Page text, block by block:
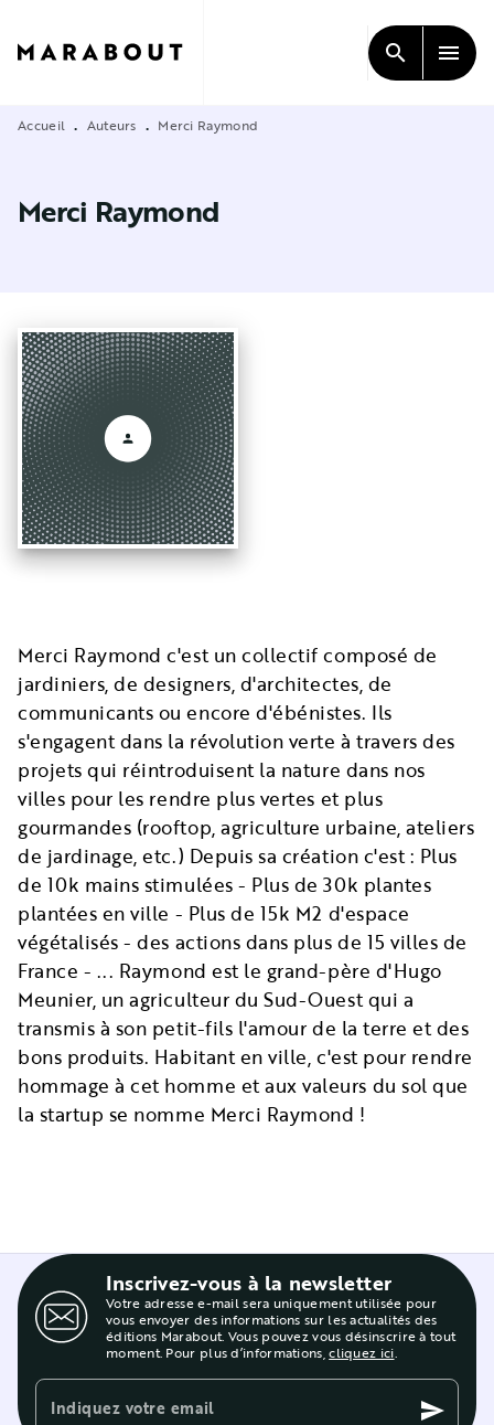
CONTENU
search menu
Accueil • Auteurs • Merci Raymond
Merci Raymond
Merci Raymond c'est un collectif composé de
jardiniers, de designers, d'architectes, de
communicants ou encore d'ébénistes. Ils
s'engagent dans la révolution verte à travers des
projets qui réintroduisent la nature dans nos
villes pour les rendre plus vertes et plus
gourmandes (rooftop, agriculture urbaine, ateliers
de jardinage, etc.) Depuis sa création c'est : Plus
de 10k mains stimulées - Plus de 30k plantes
plantées en ville - Plus de 15k M2 d'espace
végétalisés - des actions dans plus de 15 villes de
France - ... Raymond est le grand-père d'Hugo
Meunier, un agriculteur du Sud-Ouest qui a
transmis à son petit-fils l'amour de la terre et des
bons produits. Habitant en ville, c'est pour rendre
hommage à cet homme et aux valeurs du sol que
la startup se nomme Merci Raymond !
Inscrivez-vous à la newsletter
Votre adresse e-mail sera uniquement utilisée pour
vous envoyer des informations sur les actualités des
éditions Marabout. Vous pouvez vous désinscrire à tout
moment. Pour plus d’informations,cliquez ici.
Indiquez votre email send